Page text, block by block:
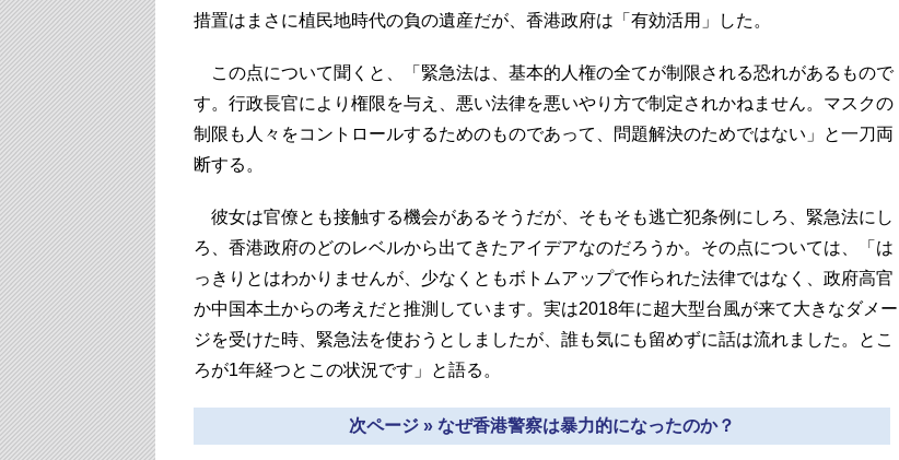
措置はまさに植民地時代の負の遺産だが、香港政府は「有効活用」した。
この点について聞くと、「緊急法は、基本的人権の全てが制限される恐れがあるもので
す。行政長官により権限を与え、悪い法律を悪いやり方で制定されかねません。マスクの
制限も人々をコントロールするためのものであって、問題解決のためではない」と一刀両
断する。
彼女は官僚とも接触する機会があるそうだが、そもそも逃亡犯条例にしろ、緊急法にし
ろ、香港政府のどのレベルから出てきたアイデアなのだろうか。その点については、「は
っきりとはわかりませんが、少なくともボトムアップで作られた法律ではなく、政府高官
か中国本土からの考えだと推測しています。実は2018年に超大型台風が来て大きなダメー
ジを受けた時、緊急法を使おうとしましたが、誰も気にも留めずに話は流れました。とこ
ろが1年経つとこの状況です」と語る。
次ページ » なぜ香港警察は暴力的になったのか？